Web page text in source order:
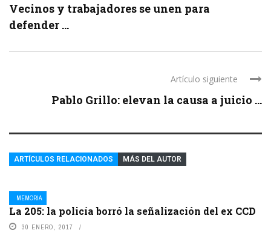
Vecinos y trabajadores se unen para
defender ...
Artículo siguiente
Pablo Grillo: elevan la causa a juicio ...
ARTÍCULOS RELACIONADOS MÁS DEL AUTOR
MEMORIA
La 205: la policía borró la señalización del ex CCD
30 ENERO, 2017